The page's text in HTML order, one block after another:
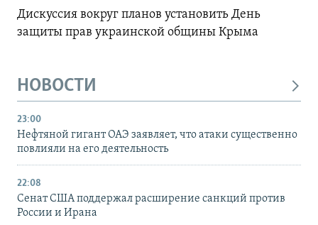
Дискуссия вокруг планов установить День
защиты прав украинской общины Крыма
НОВОСТИ
23:00
Нефтяной гигант ОАЭ заявляет, что атаки существенно
повлияли на его деятельность
22:08
Сенат США поддержал расширение санкций против
России и Ирана